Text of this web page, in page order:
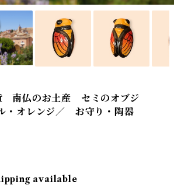
南仏のお土産 セミのオブジ
オレンジ／ お守り・陶器
available